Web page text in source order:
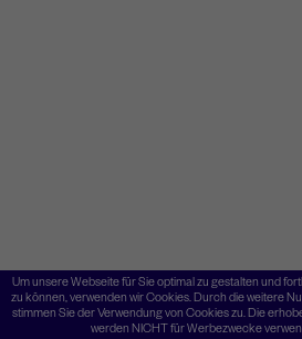
Um unsere Webseite für Sie optimal zu gestalten und
zu können, verwenden wir Cookies. Durch die weitere
stimmen Sie der Verwendung von Cookies zu. Die
werden NICHT für Werbezwecke